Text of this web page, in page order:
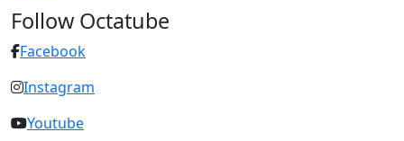
Follow Octatube
Facebook
Instagram
Youtube